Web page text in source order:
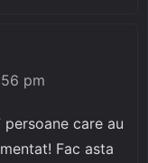
pm
care au
Fac asta